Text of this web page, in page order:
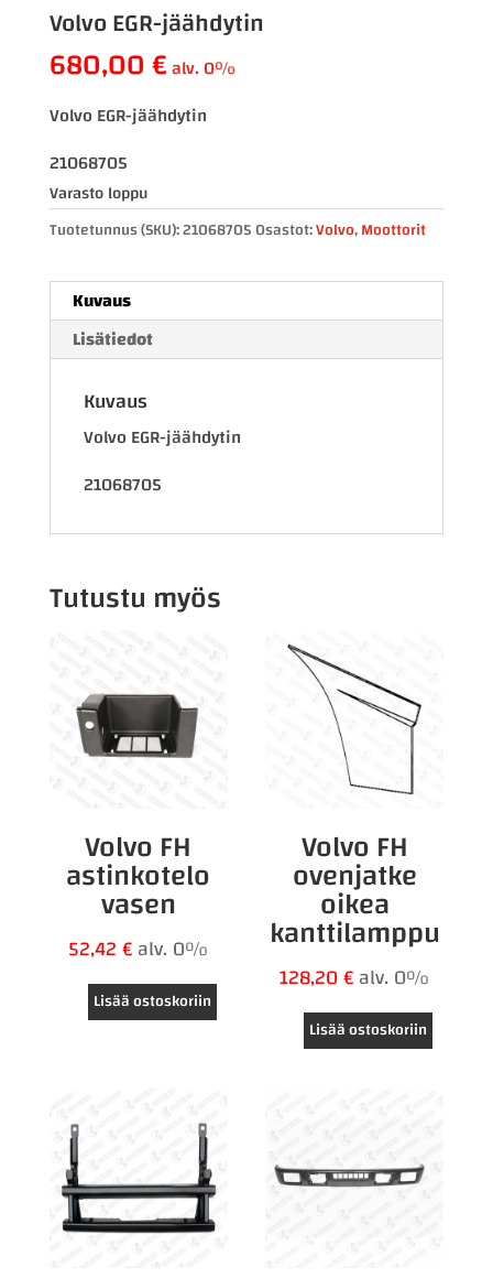
Volvo EGR-jäähdytin
680,00€alv. 0%
Volvo EGR-jäähdytin
21068705
Varasto loppu
Tuotetunnus (SKU):21068705Osastot:Volvo,Moottorit
Kuvaus
Lisätiedot
Kuvaus
Volvo EGR-jäähdytin
21068705
Tutustu myös
Volvo FH
astinkotelo
vasen
52,42€alv. 0%
Lisää ostoskoriin
Volvo FH
ovenjatke
oikea
kanttilamppu
128,20€alv. 0%
Lisää ostoskoriin